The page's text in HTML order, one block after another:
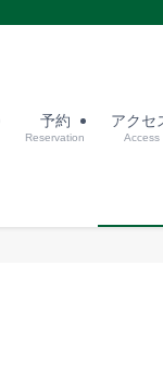
予約
Reservation
アクセ
Access